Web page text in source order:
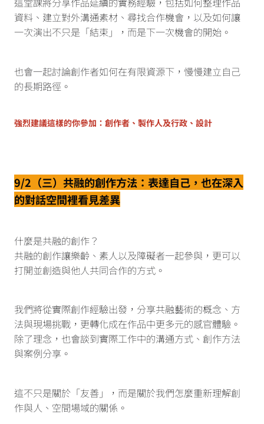
資料、建立對外溝通素材、尋找合作機會，以及如何讓
一次演出不只是「結束」，而是下一次機會的開始。
也會一起討論創作者如何在有限資源下，慢慢建立自己
的長期路徑。
強烈建議這樣的你參加：創作者、製作人及行政、設計
9/2（三）共融的創作方法：表達自己，也在深入
的對話空間裡看見差異
什麼是共融的創作？
共融的創作讓樂齡、素人以及障礙者一起參與，更可以
打開並創造與他人共同合作的方式。
我們將從實際創作經驗出發，分享共融藝術的概念、方
法與現場挑戰，更轉化成在作品中更多元的感官體驗。
除了理念，也會談到實際工作中的溝通方式、創作方法
與案例分享。
這不只是關於「友善」，而是關於我們怎麼重新理解創
作與人、空間場域的關係。